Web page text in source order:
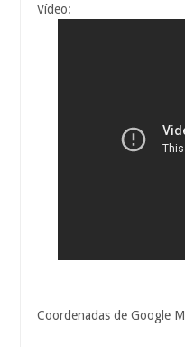
Vídeo:
Coordenadas de Google